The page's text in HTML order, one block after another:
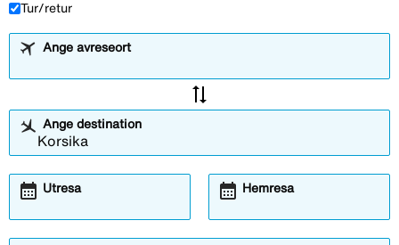
Tur/retur
Ange avreseort
sync_alt
Ange destination
Utresa
calendar_month Hemresa
calendar_month